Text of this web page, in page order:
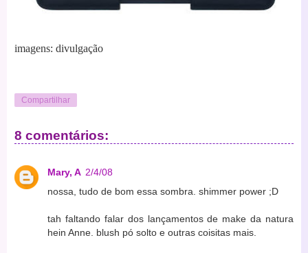
imagens: divulgação
Compartilhar
8 comentários:
Mary, A 2/4/08
nossa, tudo de bom essa sombra. shimmer power ;D
tah faltando falar dos lançamentos de make da natura
hein Anne. blush pó solto e outras coisitas mais.